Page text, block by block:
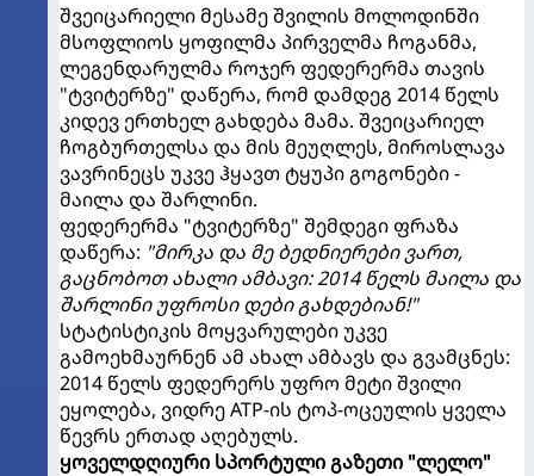
შვეიცარიელი მესამე შვილის მოლოდინში
მსოფლიოს ყოფილმა პირველმა ჩოგანმა,
ლეგენდარულმა როჯერ ფედერერმა თავის
"ტვიტერზე" დაწერა, რომ დამდეგ 2014 წელს
კიდევ ერთხელ გახდება მამა. შვეიცარიელ
ჩოგბურთელსა და მის მეუღლეს, მიროსლავა
ვავრინეცს უკვე ჰყავთ ტყუპი გოგონები -
მაილა და შარლინი.
ფედერერმა "ტვიტერზე" შემდეგი ფრაზა
დაწერა: "მირკა და მე ბედნიერები ვართ,
გაცნობოთ ახალი ამბავი: 2014 წელს მაილა და
შარლინი უფროსი დები გახდებიან!"
სტატისტიკის მოყვარულები უკვე
გამოეხმაურნენ ამ ახალ ამბავს და გვამცნეს:
2014 წელს ფედერერს უფრო მეტი შვილი
ეყოლება, ვიდრე ATP-ის ტოპ-ოცეულის ყველა
წევრს ერთად აღებულს.
ყოველდღიური სპორტული გაზეთი "ლელო"